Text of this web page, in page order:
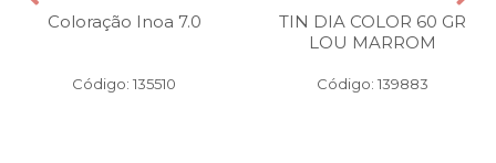
Coloração Inoa 7.0
Código: 135510
TIN DIA COLOR 60 GR
LOU MARROM
Código: 139883